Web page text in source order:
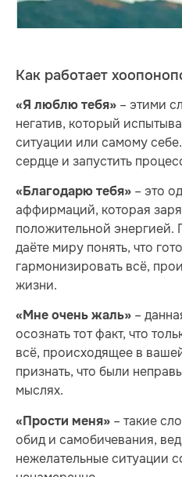
Как работает
«Я люблю тебя» – этими
негатив, который
ситуации или самому
сердце и запустить
«Благодарю тебя» – это
аффирмаций, которая
положительной энергией.
даёте миру понять, что
гармонизировать всё,
жизни.
«Мне очень жаль» –
осознать тот факт, что
всё, происходящее в
признать, что были
мыслях.
«Прости меня» – такие
обид и самобичевания,
нежелательные ситуации